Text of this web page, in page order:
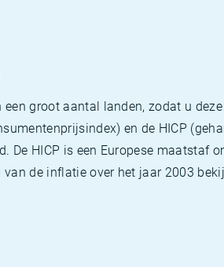
groot aantal landen, zodat u
en de HICP
HICP is een Europese maatstaf
de inflatie over het jaar 2003